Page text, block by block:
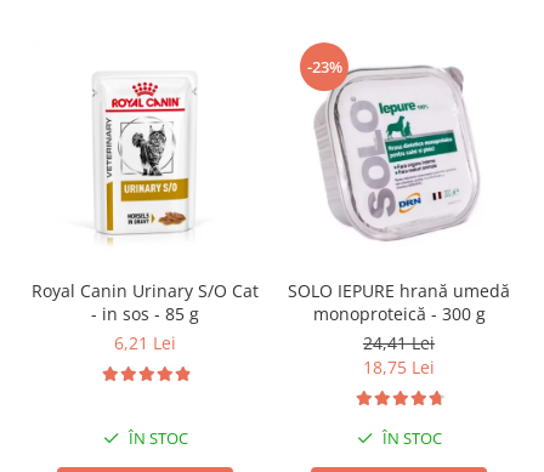
Royal Canin Urinary S/O Cat
- in sos - 85 g
6,21 Lei
ÎN STOC
-23%
SOLO IEPURE hrană umedă
monoproteică - 300 g
24,41 Lei
18,75 Lei
ÎN STOC